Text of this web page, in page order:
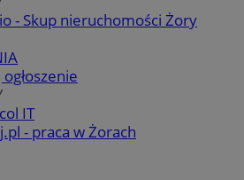
- Skup nieruchomości Żory
IT
- praca w Żorach